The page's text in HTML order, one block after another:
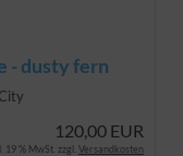
- dusty fern
120,00 EUR
19 % MwSt. zzgl. Versandkosten